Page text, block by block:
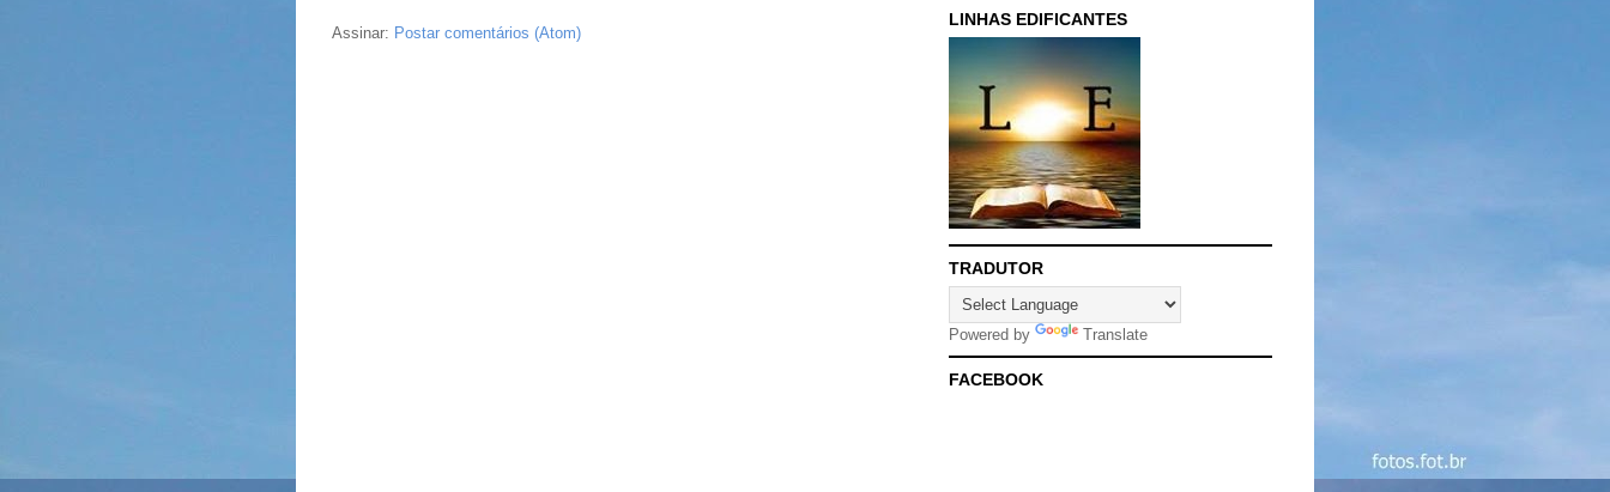
Assinar: Postar comentários (Atom)
LINHAS EDIFICANTES
TRADUTOR
Powered by Translate
FACEBOOK